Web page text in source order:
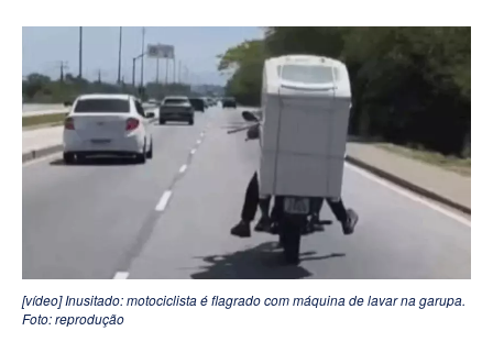
[vídeo] Inusitado: motociclista é flagrado com máquina de lavar na garupa.
Foto: reprodução